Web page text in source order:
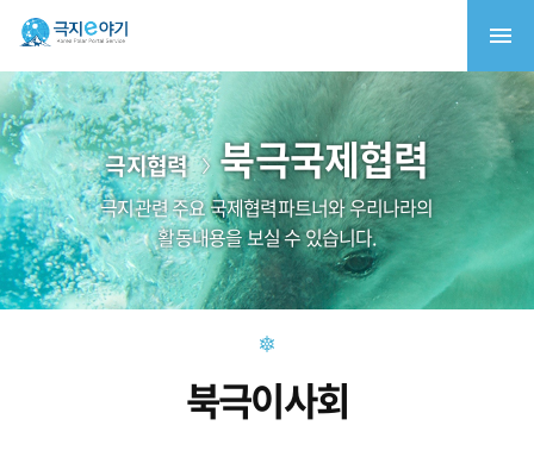
극지협력 북극국제협력
극지관련 주요 국제협력파트너와 우리나라의
활동내용을 보실 수 있습니다.
북극이사회